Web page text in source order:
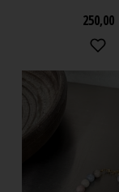
250,00